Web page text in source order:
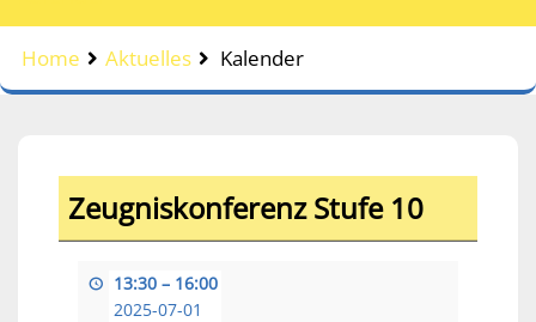
Home Aktuelles Kalender
Zeugniskonferenz Stufe 10
13:30 – 16:00
2025-07-01